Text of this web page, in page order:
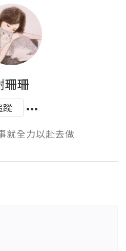
珊珊
蹤
就全力以赴去做